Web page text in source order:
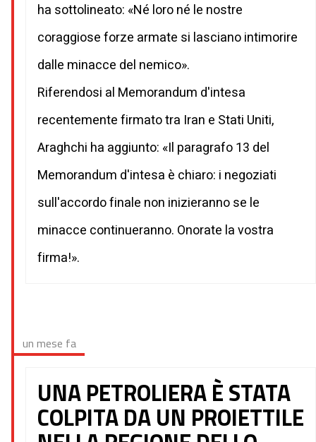
ha sottolineato: «Né loro né le nostre
coraggiose forze armate si lasciano intimorire
dalle minacce del nemico».
Riferendosi al Memorandum d'intesa
recentemente firmato tra Iran e Stati Uniti,
Araghchi ha aggiunto: «Il paragrafo 13 del
Memorandum d'intesa è chiaro: i negoziati
sull'accordo finale non inizieranno se le
minacce continueranno. Onorate la vostra
firma!».
un mese fa
UNA PETROLIERA È STATA
COLPITA DA UN PROIETTILE